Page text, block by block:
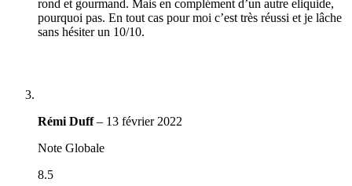
rond et gourmand. Mais en complément d’un autre eliquide,
pourquoi pas. En tout cas pour moi c’est très réussi et je lâche
sans hésiter un 10/10.
Rémi Duff– 13 février 2022
Note Globale
8.5